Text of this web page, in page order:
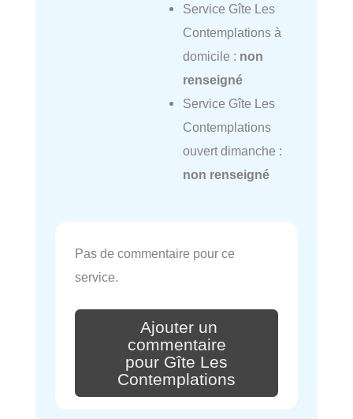
Service Gîte Les
Contemplations à
domicile : non
renseigné
Service Gîte Les
Contemplations
ouvert dimanche :
non renseigné
Pas de commentaire pour ce
service.
Ajouter un
commentaire
pour Gîte Les
Contemplations